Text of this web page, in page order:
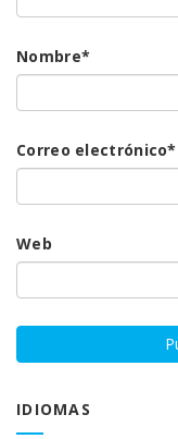
Nombre*
Correo electrónico*
Web
IDIOMAS